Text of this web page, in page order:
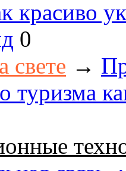
красиво
0
свете →
туризма